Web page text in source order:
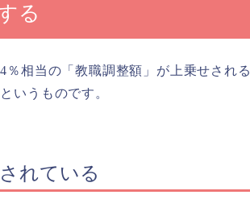
る
相当の「教職調整額」が上乗せされる
いうものです。
れている